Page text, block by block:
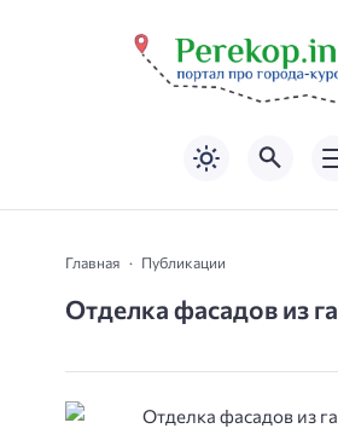
Главная Публикации
Отделка фасадов из